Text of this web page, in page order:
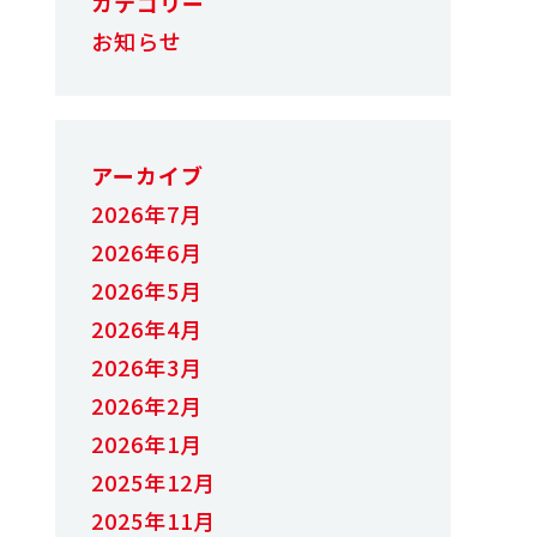
お知らせ
アーカイブ
2026年7月
2026年6月
2026年5月
2026年4月
2026年3月
2026年2月
2026年1月
2025年12月
2025年11月